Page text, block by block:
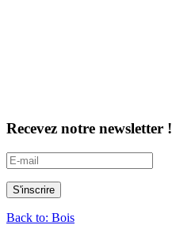
Recevez notre newsletter !
Back to: Bois